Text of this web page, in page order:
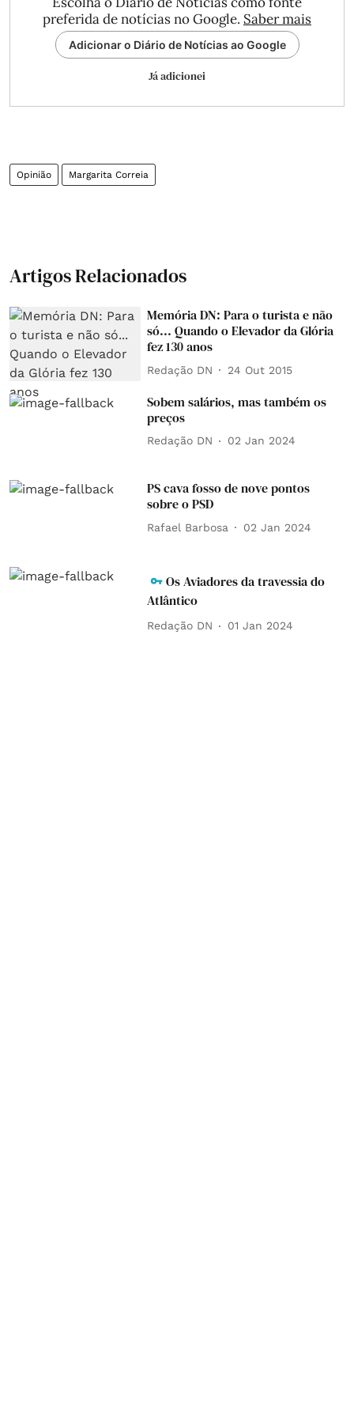
preferida de notícias no Google. Saber mais
Adicionar o Diário de Notícias ao Google
Já adicionei
Opinião Margarita Correia
Artigos Relacionados
Memória DN: Para o turista e não
só... Quando o Elevador da Glória
fez 130 anos
Redação DN 24 Out 2015
Sobem salários, mas também os
preços
Redação DN 02 Jan 2024
PS cava fosso de nove pontos
sobre o PSD
Rafael Barbosa 02 Jan 2024
Os Aviadores da travessia do
Atlântico
Redação DN 01 Jan 2024